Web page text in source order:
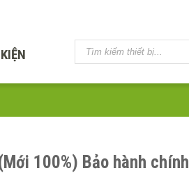
100%) Bảo hành chính